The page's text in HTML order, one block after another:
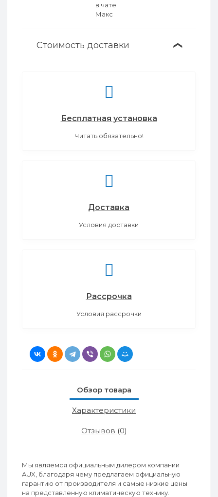
Стоимость доставки ❯
Бесплатная установка
Читать обязательно!
Доставка
Условия доставки
Рассрочка
Условия рассрочки
Обзор товара
Характеристики
Отзывов (0)
Мы являемся официальным дилером компании
AUX, благодаря чему предлагаем официальную
гарантию от производителя и самые низкие цены
на представленную климатическую технику.